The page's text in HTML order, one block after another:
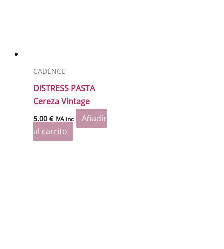
CADENCE
DISTRESS PASTA
Cereza Vintage
5.00€ IVA inc
Añadir
al carrito